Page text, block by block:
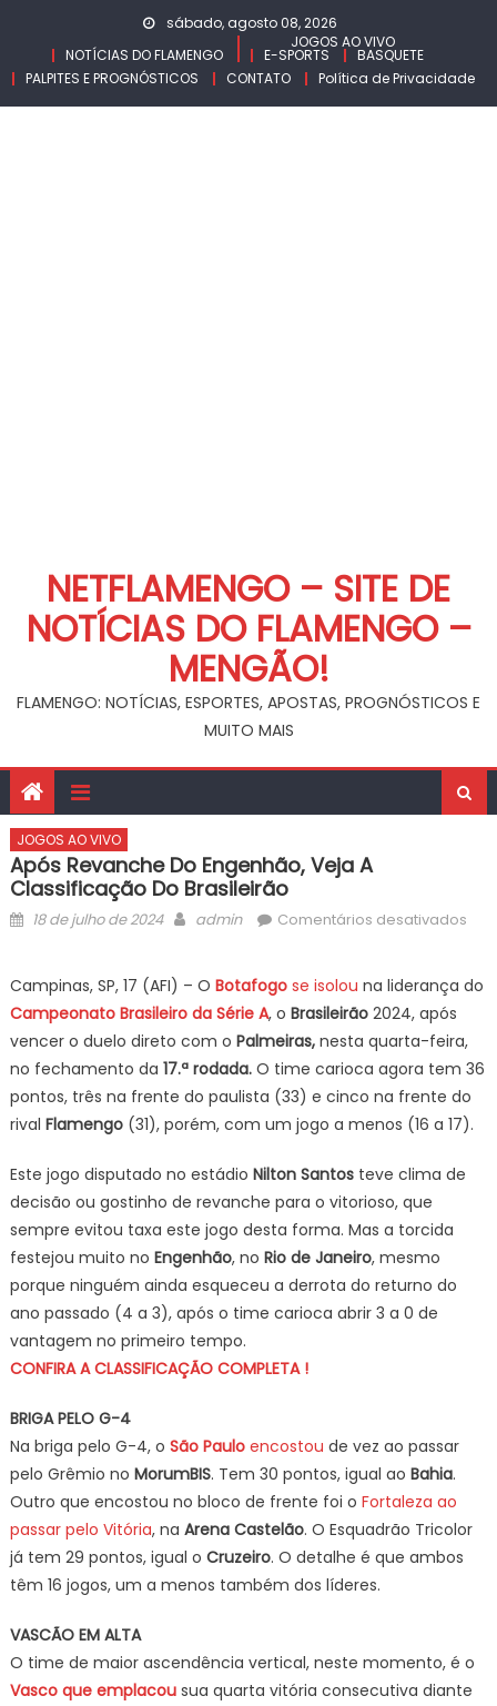
content
sábado, agosto 08, 2026
NOTÍCIAS DO FLAMENGO
JOGOS AO VIVO
E-SPORTS
BASQUETE
PALPITES E PROGNÓSTICOS
CONTATO Política de Privacidade
NETFLAMENGO – SITE DE
NOTÍCIAS DO FLAMENGO –
MENGÃO!
FLAMENGO: NOTÍCIAS, ESPORTES, APOSTAS, PROGNÓSTICOS E
MUITO MAIS
JOGOS AO VIVO
Após Revanche Do Engenhão, Veja A
Classificação Do Brasileirão
Posted
18 de julho de 2024 Author
admin Comentários desativadosem
do
veja
a
do
Campinas, SP, 17 (AFI) – O Botafogose isolou na liderança do
Campeonato Brasileiro da Série A, o Brasileirão 2024, após
vencer o duelo direto com o Palmeiras,nesta quarta-feira,
no fechamento da 17.ª rodada.O time carioca agora tem 36
pontos, três na frente do paulista (33) e cinco na frente do
rival Flamengo(31), porém, com um jogo a menos (16 a 17).
Este jogo disputado no estádio Nilton Santosteve clima de
decisão ou gostinho de revanche para o vitorioso, que
sempre evitou taxa este jogo desta forma. Mas a torcida
festejou muito no Engenhão, no Rio de Janeiro, mesmo
porque ninguém ainda esqueceu a derrota do returno do
ano passado (4 a 3), após o time carioca abrir 3 a 0 de
vantagem no primeiro tempo.
CONFIRA A CLASSIFICAÇÃO COMPLETA !
BRIGA PELO G-4
Na briga pelo G-4, o São Pauloencostou de vez ao passar
pelo Grêmio no MorumBIS. Tem 30 pontos, igual ao Bahia.
Outro que encostou no bloco de frente foi o Fortaleza ao
passar pelo Vitória, na Arena Castelão. O Esquadrão Tricolor
já tem 29 pontos, igual o Cruzeiro. O detalhe é que ambos
têm 16 jogos, um a menos também dos líderes.
VASCÃO EM ALTA
O time de maior ascendência vertical, neste momento, é o
Vasco que emplacousua quarta vitória consecutiva diante